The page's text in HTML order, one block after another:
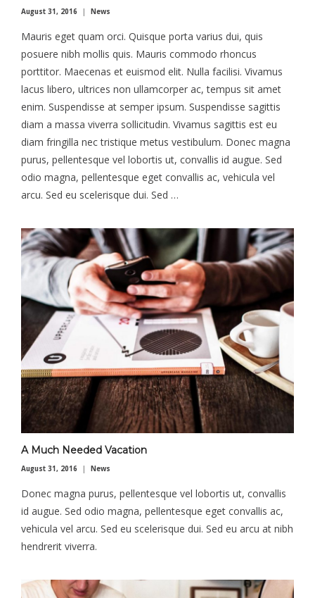
August 31, 2016 News
Mauris eget quam orci. Quisque porta varius dui, quis
posuere nibh mollis quis. Mauris commodo rhoncus
porttitor. Maecenas et euismod elit. Nulla facilisi. Vivamus
lacus libero, ultrices non ullamcorper ac, tempus sit amet
enim. Suspendisse at semper ipsum. Suspendisse sagittis
diam a massa viverra sollicitudin. Vivamus sagittis est eu
diam fringilla nec tristique metus vestibulum. Donec magna
purus, pellentesque vel lobortis ut, convallis id augue. Sed
odio magna, pellentesque eget convallis ac, vehicula vel
arcu. Sed eu scelerisque dui. Sed …
A Much Needed Vacation
August 31, 2016 News
Donec magna purus, pellentesque vel lobortis ut, convallis
id augue. Sed odio magna, pellentesque eget convallis ac,
vehicula vel arcu. Sed eu scelerisque dui. Sed eu arcu at nibh
hendrerit viverra.